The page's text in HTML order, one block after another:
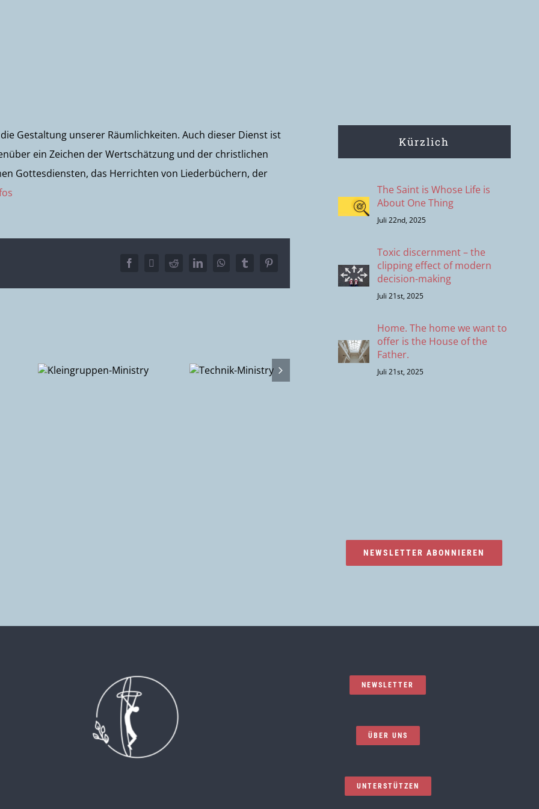
Gestaltung unserer Räumlichkeiten. Auch dieser Dienst ist
ein Zeichen der Wertschätzung und der christlichen
Gottesdiensten, das Herrichten von Liederbüchern, der
Facebook
X RedditLinkedInWhatsAppTumblrPinterest
Technik-
Ministry
Online-
Ministry
Ministry
Kürzlich
The Saint is Whose Life is
About One Thing
Juli 22nd, 2025
Toxic discernment – the
clipping effect of modern
decision-making
Juli 21st, 2025
Home. The home we want to
offer is the House of the
Father.
Juli 21st, 2025
NEWSLETTER ABONNIEREN
NEWSLETTER
ÜBER UNS
UNTERSTÜTZEN